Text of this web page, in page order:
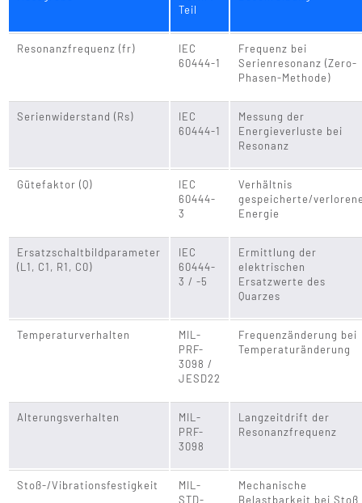
Teil
Resonanzfrequenz (fr)
IEC
60444-1
Frequenz bei
Serienresonanz (Zero-
Phasen-Methode)
Serienwiderstand (Rs)
IEC
60444-1
Messung der
Energieverluste bei
Resonanz
Gütefaktor (Q)
IEC
60444-
3
Verhältnis
gespeicherte/
Energie
Ersatzschaltbildparameter
(L1, C1, R1, C0)
IEC
60444-
3 / -5
Ermittlung der
elektrischen
Ersatzwerte des
Quarzes
Temperaturverhalten
MIL-
PRF-
3098 /
JESD22
Frequenzänderung bei
Temperaturänderung
Alterungsverhalten
MIL-
PRF-
3098
Langzeitdrift der
Resonanzfrequenz
Stoß-/Vibrationsfestigkeit
MIL-
STD-
Mechanische
Belastbarkeit bei Stoß